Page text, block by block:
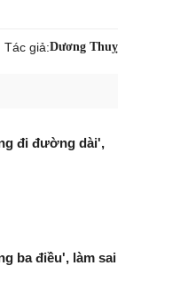
Tác giả:Dương Thuỵ
đi đường dài',
ba điều', làm sai